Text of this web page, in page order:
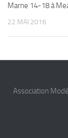
Marne 14-18 à
22 MAI 2016
Association